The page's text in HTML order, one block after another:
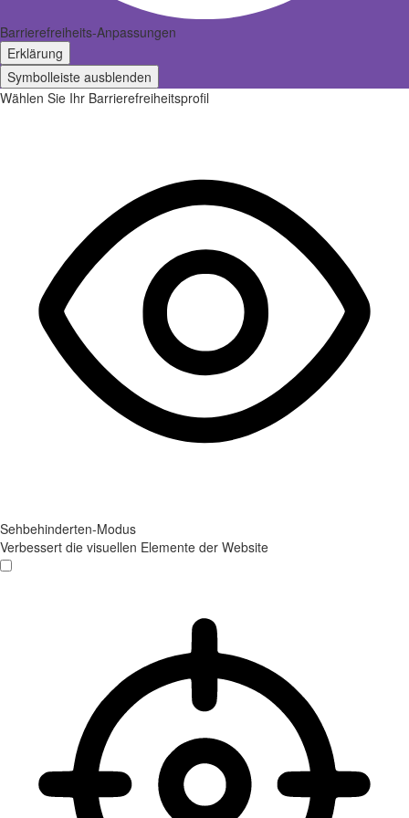
Barrierefreiheits-Anpassungen
Erklärung
Symbolleiste ausblenden
Wählen Sie Ihr Barrierefreiheitsprofil
Sehbehinderten-Modus
Verbessert die visuellen Elemente der Website